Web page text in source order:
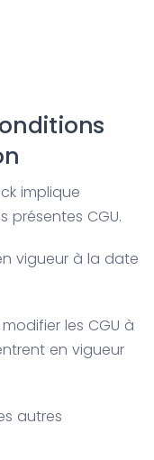
implique
CGU.
vigueur à la date
les CGU à
en vigueur
autres